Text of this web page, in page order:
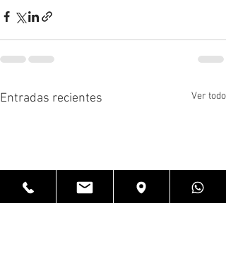
Entradas recientes Ver todo